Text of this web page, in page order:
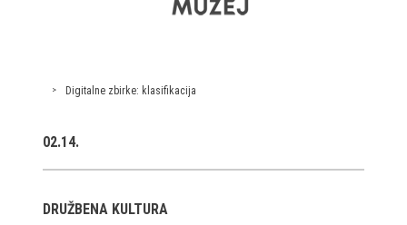
razstave
Občasne razstave
Gostovanja
Digitalne zbirke: klasifikacija
02.14.
DRUŽBENA KULTURA